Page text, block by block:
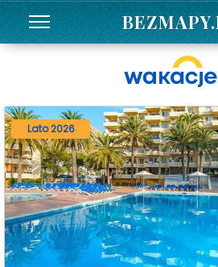
Lato 2026